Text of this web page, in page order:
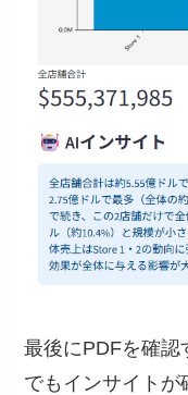
最後にPDFを確認
でもインサイトが